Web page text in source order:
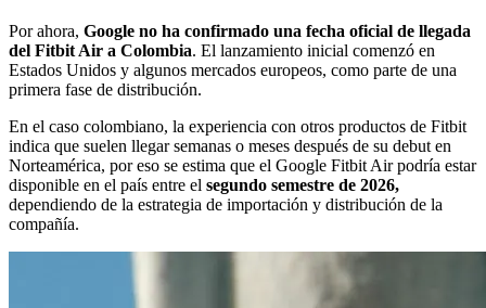
Por ahora, Google no ha confirmado una fecha oficial de llegada
del Fitbit Air a Colombia. El lanzamiento inicial comenzó en
Estados Unidos y algunos mercados europeos, como parte de una
primera fase de distribución.
En el caso colombiano, la experiencia con otros productos de Fitbit
indica que suelen llegar semanas o meses después de su debut en
Norteamérica, por eso se estima que el Google Fitbit Air podría estar
disponible en el país entre el segundo semestre de 2026,
dependiendo de la estrategia de importación y distribución de la
compañía.